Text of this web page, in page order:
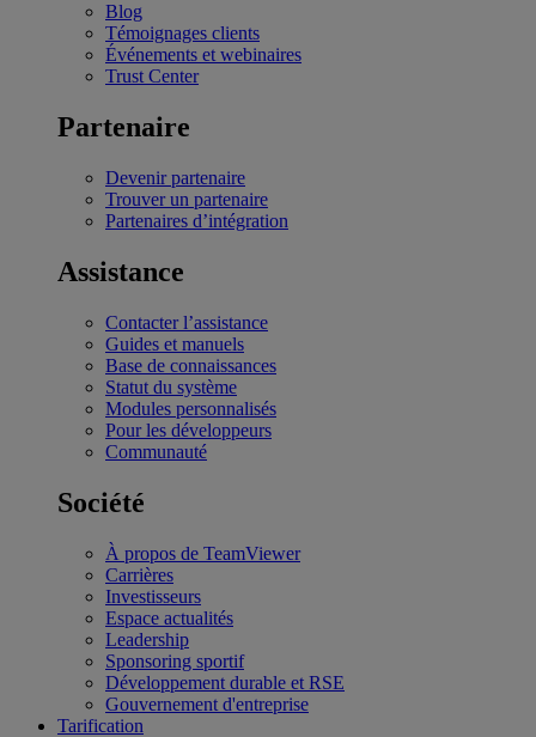
Blog
Témoignages clients
Événements et webinaires
Trust Center
Partenaire
Devenir partenaire
Trouver un partenaire
Partenaires d’intégration
Assistance
Contacter l’assistance
Guides et manuels
Base de connaissances
Statut du système
Modules personnalisés
Pour les développeurs
Communauté
Société
À propos de TeamViewer
Carrières
Investisseurs
Espace actualités
Leadership
Sponsoring sportif
Développement durable et RSE
Gouvernement d'entreprise
Tarification